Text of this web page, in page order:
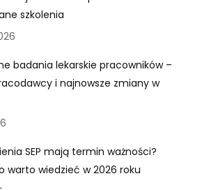
szkolenia
badania lekarskie pracowników –
i najnowsze zmiany w
SEP mają termin ważności?
warto wiedzieć w 2026 roku